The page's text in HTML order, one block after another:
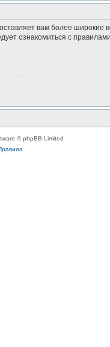
вам более
ознакомиться с
© phpBB Limited